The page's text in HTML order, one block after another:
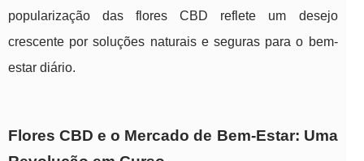
popularização das flores CBD reflete um desejo
crescente por soluções naturais e seguras para o bem-
estar diário.
Flores CBD e o Mercado de Bem-Estar: Uma